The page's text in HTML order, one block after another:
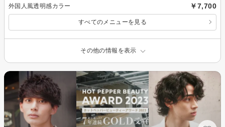
外国人風透明感カラー ￥7,700
すべてのメニューを見る
その他の情報を表示